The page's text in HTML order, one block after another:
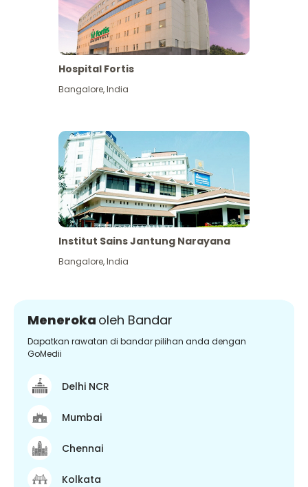
Hospital Fortis
Bangalore,India
Institut Sains Jantung Narayana
Bangalore,India
Meneroka oleh Bandar
Dapatkan rawatan di bandar pilihan anda dengan
GoMedii
Delhi NCR
Mumbai
Chennai
Kolkata